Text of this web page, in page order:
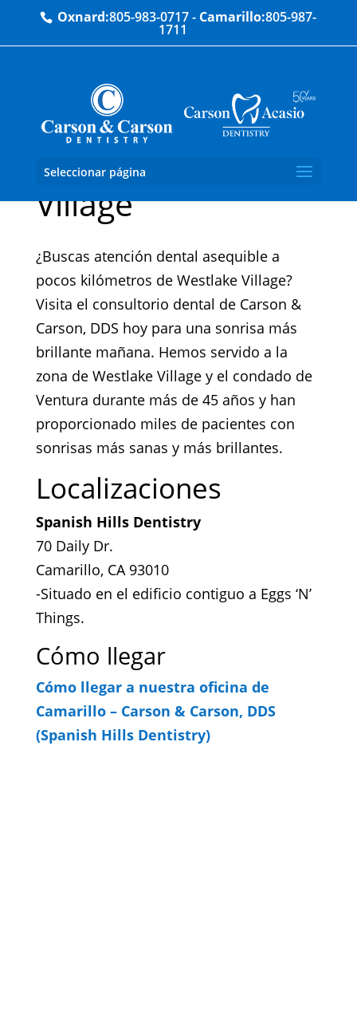
Oxnard:805-983-0717- Camarillo:805-987-
1711
Seleccionar página
Dentista Westlake
Village
¿Buscas atención dental asequible a
pocos kilómetros de Westlake Village?
Visita el consultorio dental de Carson &
Carson, DDS hoy para una sonrisa más
brillante mañana. Hemos servido a la
zona de Westlake Village y el condado de
Ventura durante más de 45 años y han
proporcionado miles de pacientes con
sonrisas más sanas y más brillantes.
Localizaciones
Spanish Hills Dentistry
70 Daily Dr.
Camarillo, CA 93010
-Situado en el edificio contiguo a Eggs ‘N’
Things.
Cómo llegar
Cómo llegar a nuestra oficina de
Camarillo – Carson & Carson, DDS
(Spanish Hills Dentistry)